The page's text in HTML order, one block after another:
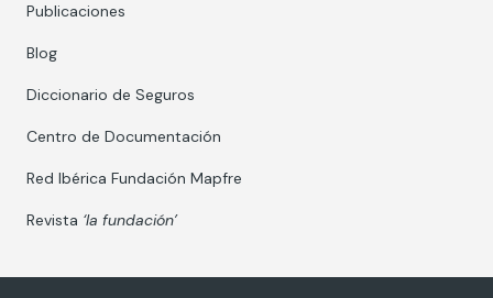
Publicaciones
Blog
Diccionario de Seguros
Centro de Documentación
Red Ibérica Fundación Mapfre
Revista ‘la fundación’